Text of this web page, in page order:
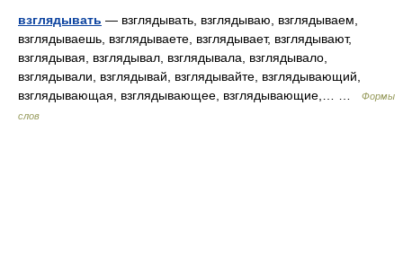
взглядывать — взглядывать, взглядываю, взглядываем,
взглядываешь, взглядываете, взглядывает, взглядывают,
взглядывая, взглядывал, взглядывала, взглядывало,
взглядывали, взглядывай, взглядывайте, взглядывающий,
взглядывающая, взглядывающее, взглядывающие,… …
Формы
слов